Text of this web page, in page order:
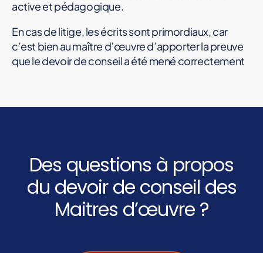
active et pédagogique.
En cas de litige, les écrits sont primordiaux, car
c’est bien au maître d’œuvre d’apporter la preuve
que le devoir de conseil a été mené correctement
Des questions à propos
du devoir de conseil des
Maitres d’œuvre ?